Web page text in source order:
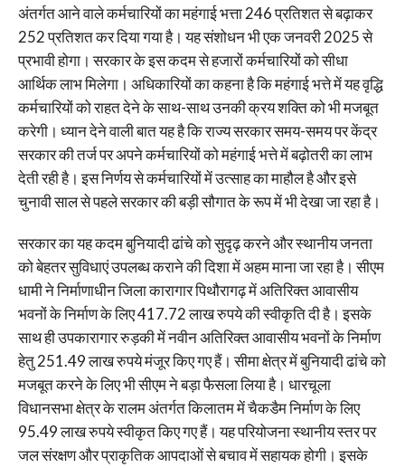
अंतर्गत आने वाले कर्मचारियों का महंगाई भत्ता 246 प्रतिशत से बढ़ाकर
252 प्रतिशत कर दिया गया है। यह संशोधन भी एक जनवरी 2025 से
प्रभावी होगा। सरकार के इस कदम से हजारों कर्मचारियों को सीधा
आर्थिक लाभ मिलेगा। अधिकारियों का कहना है कि महंगाई भत्ते में यह वृद्धि
कर्मचारियों को राहत देने के साथ-साथ उनकी क्रय शक्ति को भी मजबूत
करेगी। ध्यान देने वाली बात यह है कि राज्य सरकार समय-समय पर केंद्र
सरकार की तर्ज पर अपने कर्मचारियों को महंगाई भत्ते में बढ़ोतरी का लाभ
देती रही है। इस निर्णय से कर्मचारियों में उत्साह का माहौल है और इसे
चुनावी साल से पहले सरकार की बड़ी सौगात के रूप में भी देखा जा रहा है।
सरकार का यह कदम बुनियादी ढांचे को सुदृढ़ करने और स्थानीय जनता
को बेहतर सुविधाएं उपलब्ध कराने की दिशा में अहम माना जा रहा है। सीएम
धामी ने निर्माणाधीन जिला कारागार पिथौरागढ़ में अतिरिक्त आवासीय
भवनों के निर्माण के लिए 417.72 लाख रुपये की स्वीकृति दी है। इसके
साथ ही उपकारागार रुड़की में नवीन अतिरिक्त आवासीय भवनों के निर्माण
हेतु 251.49 लाख रुपये मंजूर किए गए हैं। सीमा क्षेत्र में बुनियादी ढांचे को
मजबूत करने के लिए भी सीएम ने बड़ा फैसला लिया है। धारचूला
विधानसभा क्षेत्र के रालम अंतर्गत किलातम में चैकडैम निर्माण के लिए
95.49 लाख रुपये स्वीकृत किए गए हैं। यह परियोजना स्थानीय स्तर पर
जल संरक्षण और प्राकृतिक आपदाओं से बचाव में सहायक होगी। इसके